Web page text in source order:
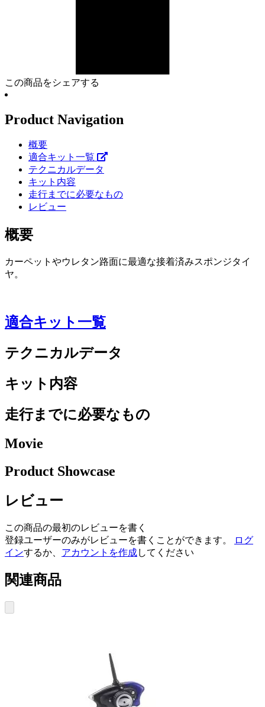
この商品をシェアする
Product Navigation
概要
適合キット一覧
テクニカルデータ
キット内容
走行までに必要なもの
レビュー
概要
カーペットやウレタン路面に最適な接着済みスポンジタイ
ヤ。
適合キット一覧
テクニカルデータ
キット内容
走行までに必要なもの
Movie
Product Showcase
レビュー
この商品の最初のレビューを書く
登録ユーザーのみがレビューを書くことができます。
ログ
インするか、 アカウントを作成してください
関連商品